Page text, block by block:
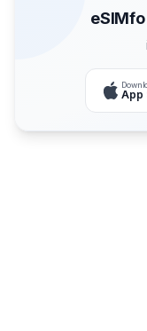
eSIMfo
App